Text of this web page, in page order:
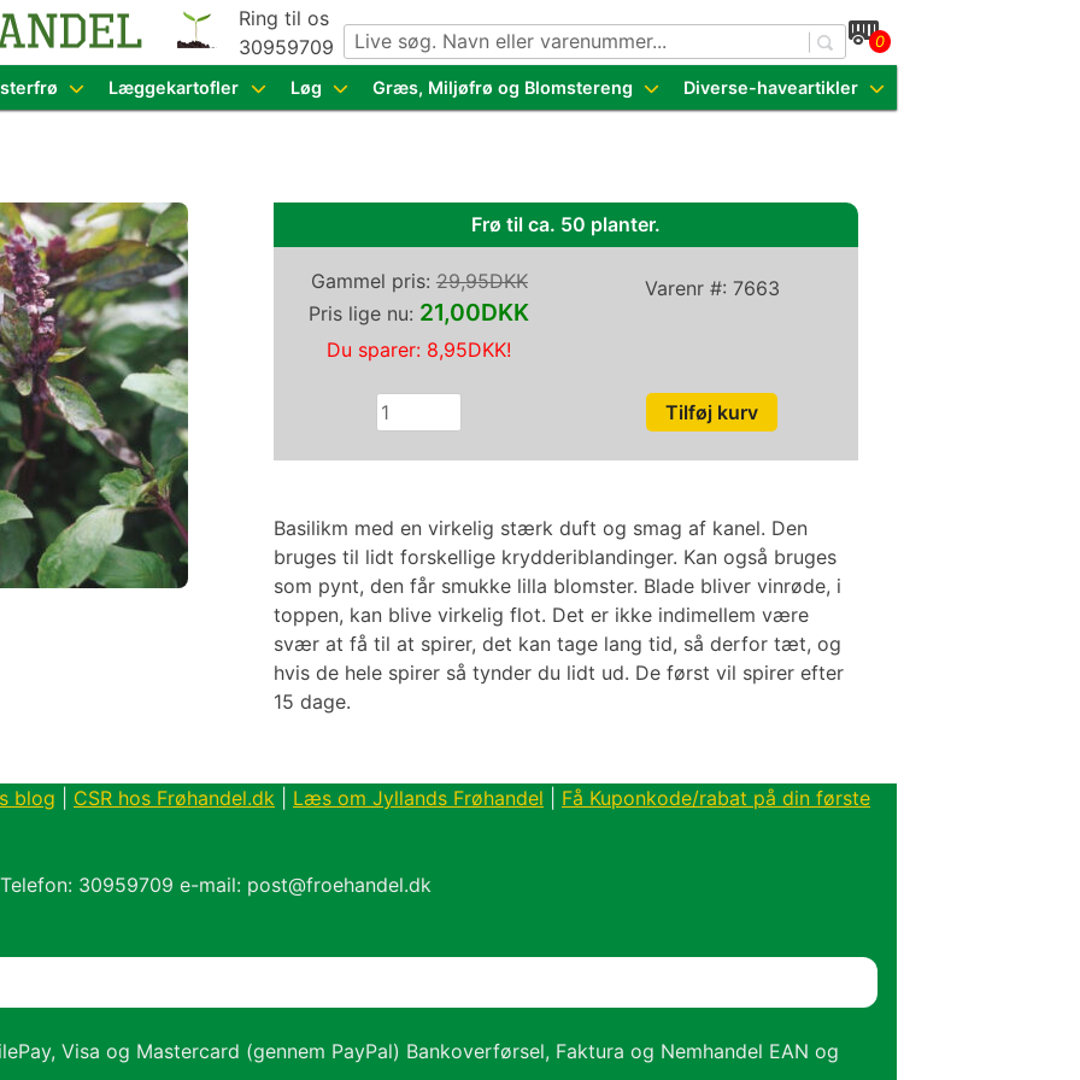
grøntsagsfrø fra hele Europa – få adgang til 1.229 spændende sorter
Ring til os
30959709
0
Læggekartofler Løg Græs, Miljøfrø og Blomstereng Diverse-haveartikler
Basilikm med en virkelig stærk duft og smag af kanel. Den
bruges til lidt forskellige krydderiblandinger. Kan også bruges
som pynt, den får smukke lilla blomster. Blade bliver vinrøde, i
toppen, kan blive virkelig flot. Det er ikke indimellem være
svær at få til at spirer, det kan tage lang tid, så derfor tæt, og
hvis de hele spirer så tynder du lidt ud. De først vil spirer efter
15 dage.
Varenr #: 7663
Gammel pris: 29,95DKK
Pris lige nu: 21,00DKK
Du sparer: 8,95DKK!
Frø til ca. 50 planter.
blog CSR hos Frøhandel.dk Læs om Jyllands Frøhandel
Få Kuponkode/rabat på din første
30959709 e-mail: post@froehandel.dk
Visa og Mastercard (gennem PayPal) Bankoverførsel, Faktura og Nemhandel EAN og